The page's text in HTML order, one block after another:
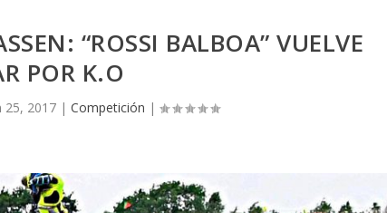
“ROSSI BALBOA” VUELVE
POR K.O
25, 2017| Competición |